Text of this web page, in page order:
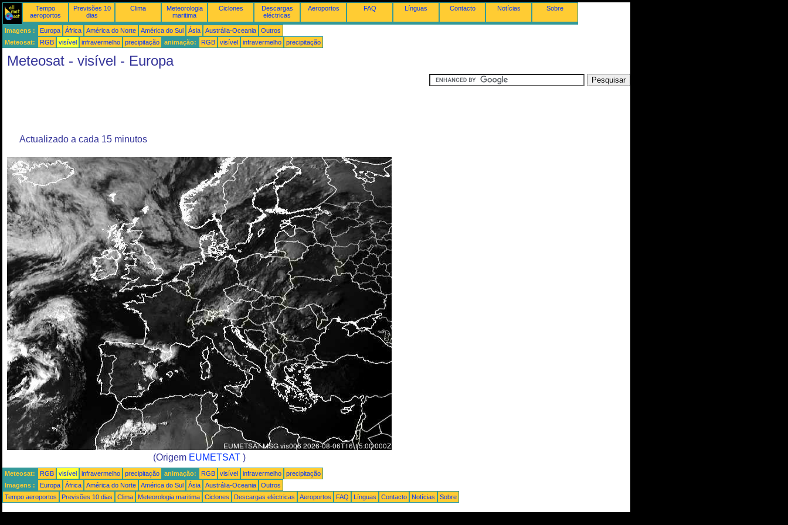
Tempo
aeroportos
Previsões 10
dias
Clima
Meteorologia
maritima
Ciclones
Descargas
eléctricas
Aeroportos FAQ Línguas Contacto Notícias Sobre
Imagens : Europa África América do Norte América do Sul Ásia Austrália-Oceania
Outros
Meteosat:
RGB visível infravermelho precipitação animação: RGB visível infravermelho precipitação
Meteosat - visível - Europa
Actualizado a cada 15 minutos
(Origem EUMETSAT )
Meteosat: RGB visível infravermelho precipitação animação: RGB visível infravermelho
precipitação
Imagens :
Europa África América do Norte América do Sul Ásia Austrália-Oceania
Outros
Tempo aeroportos
Previsões 10 dias Clima Meteorologia maritima Ciclones Descargas eléctricas Aeroportos FAQ Línguas Contacto Notícias Sobre